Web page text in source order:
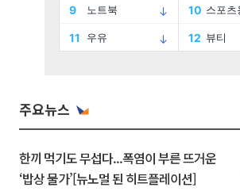
주요뉴스
한끼 먹기도 무섭다...폭염이 부른 뜨거운
‘밥상 물가’[뉴노멀 된 히트플레이션]